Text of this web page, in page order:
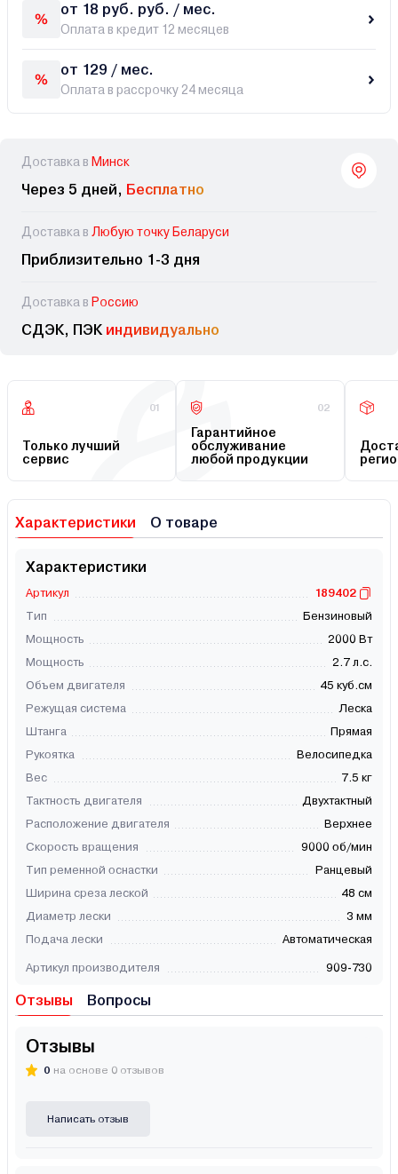
от 18 руб. руб. / мес.
Оплата в кредит 12 месяцев
от 129 / мес.
Оплата в рассрочку 24 месяца
Доставка в Минск
Через 5 дней, Бесплатно
Доставка в Любую точку Беларуси
Приблизительно 1-3 дня
Доставка в Россию
СДЭК, ПЭК индивидуально
01
Только лучший
сервис
02
Гарантийное
обслуживание
любой продукции
Характеристики О товаре
Характеристики
Артикул
189402
Тип
Бензиновый
Мощность
2000 Вт
Мощность
2.7 л.с.
Объем двигателя
45 куб.см
Режущая система
Леска
Штанга
Прямая
Рукоятка
Велосипедка
Вес
7.5 кг
Тактность двигателя
Двухтактный
Расположение двигателя
Верхнее
Скорость вращения
9000 об/мин
Тип ременной оснастки
Ранцевый
Ширина среза леской
48 см
Диаметр лески
3 мм
Подача лески
Автоматическая
Артикул производителя 909-730
Отзывы Вопросы
Отзывы
0 на основе 0 отзывов
Написать отзыв